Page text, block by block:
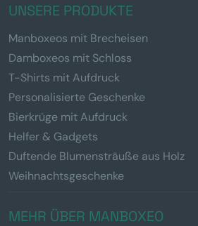
UNSERE PRODUKTE
Manboxeos mit Brecheisen
Damboxeos mit Schloss
T-Shirts mit Aufdruck
Personalisierte Geschenke
Bierkrüge mit Aufdruck
Helfer & Gadgets
Duftende Blumensträuße aus Holz
Weihnachtsgeschenke
MEHR ÜBER MANBOXEO